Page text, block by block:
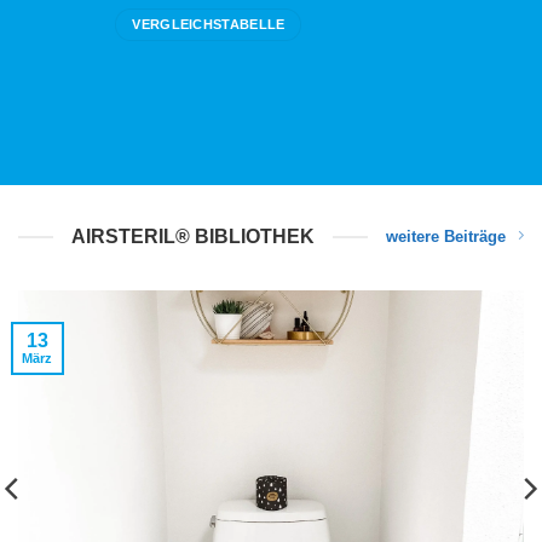
VERGLEICHSTABELLE
AIRSTERIL® BIBLIOTHEK weitere Beiträge
13
März